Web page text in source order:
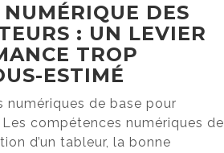
DES
: UN LEVIER
TROP
ESTIMÉ
numériques de base pour
compétences numériques de
d’un tableur, la bonne